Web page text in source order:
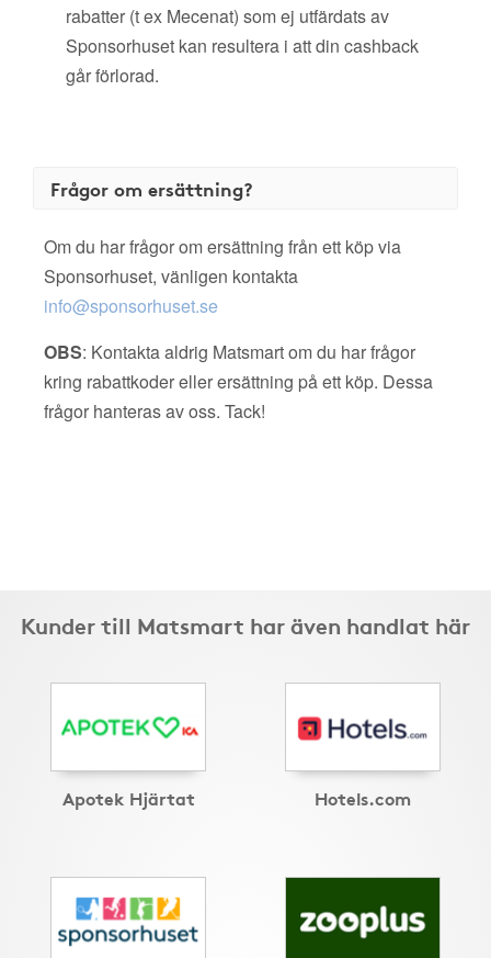
rabatter (t ex Mecenat) som ej utfärdats av
Sponsorhuset kan resultera i att din cashback
går förlorad.
Frågor om ersättning?
Om du har frågor om ersättning från ett köp via
Sponsorhuset, vänligen kontakta
info@sponsorhuset.se
OBS: Kontakta aldrig Matsmart om du har frågor
kring rabattkoder eller ersättning på ett köp. Dessa
frågor hanteras av oss. Tack!
Kunder till Matsmart har även handlat här
Apotek Hjärtat Hotels.com